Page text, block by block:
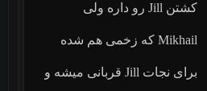
کشتن Jill رو داره ولی
Mikhail که زخمی هم شده
برای نجات Jill قربانی میشه و